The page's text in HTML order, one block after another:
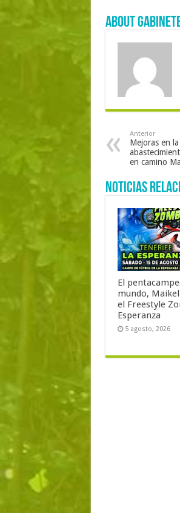
About
Anterior
Mejoras en
en camino
Noticias
El
mundo,
el Freestyle
Esperanza
5 agosto, 2026